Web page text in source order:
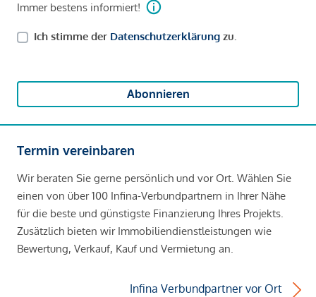
Immer bestens informiert!
Ich stimme der Datenschutzerklärung zu.
Abonnieren
Termin vereinbaren
Wir beraten Sie gerne persönlich und vor Ort. Wählen Sie
einen von über 100 Infina-Verbundpartnern in Ihrer Nähe
für die beste und günstigste Finanzierung Ihres Projekts.
Zusätzlich bieten wir Immobiliendienstleistungen wie
Bewertung, Verkauf, Kauf und Vermietung an.
Infina Verbundpartner vor Ort